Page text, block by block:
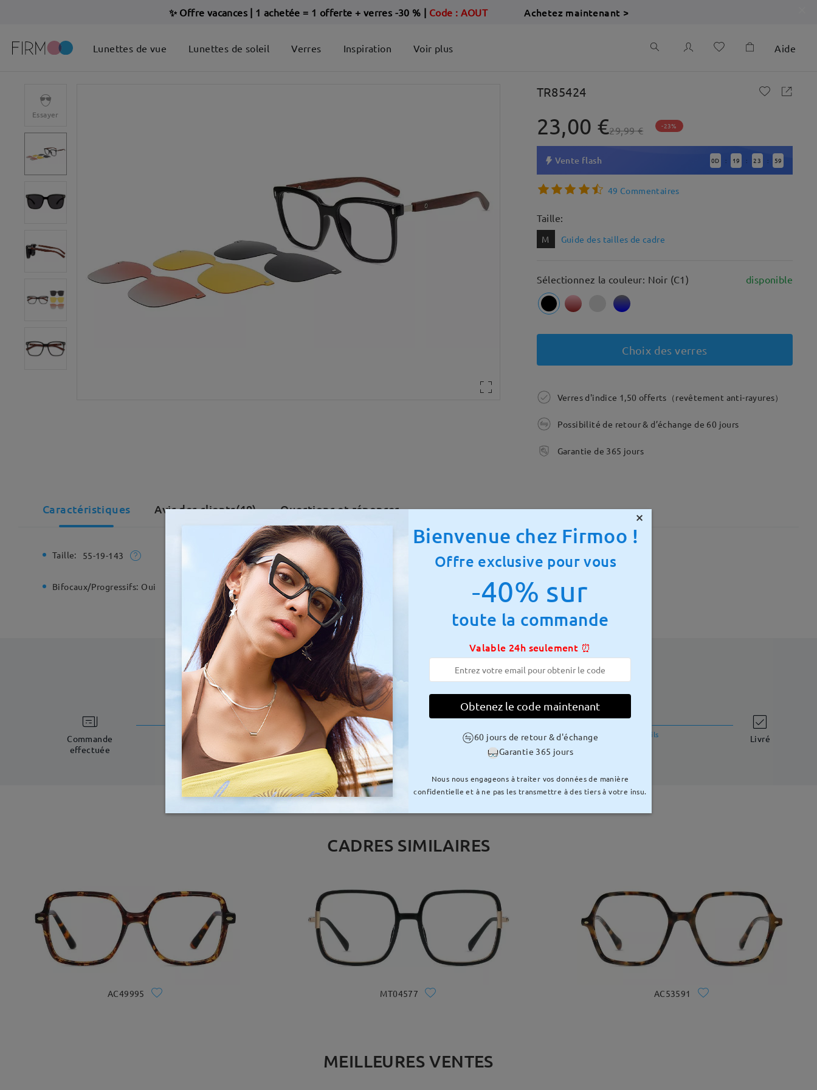
✨ Offre vacances| 1 achetée = 1 offerte + verres -30 % | Code : AOUT Achetez maintenant >
Lunettes de vue Lunettes de soleil Verres Inspiration Voir plus Aide
Essayer
TR85424
23,00 €29,99 € -23%
Vente flash 0D : 19 : 23 : 58
49 Commentaires
Taille:
M Guide des tailles de cadre
Sélectionnez la couleur: Noir (C1) disponible
Choix des verres
Verres d'indice 1,50 offerts（revêtement anti-rayures）
Possibilité de retour & d’échange de 60 jours
Garantie de 365 jours
Caractéristiques Avis des clients(49) Questions et réponses
Taille: 55-19-143 Largeur totale: 135 mm ( Moyen Taille diagonale des verres :
Bifocaux/Progressifs: Oui Charnière à ressort: Non
LIVRAISON
Commande
effectuée
temps de traitement
5-7 jours ouvrables
détails
délai de livraison
8-15 jours ouvrables détails Livré
CADRES SIMILAIRES
AC49995 MT04577 AC53591
MEILLEURES VENTES
×
Bienvenue chez Firmoo !
Offre exclusive pour vous
-40% sur
toute la commande
Valable 24h seulement ⏰
Obtenez le code maintenant
60 jours de retour & d'échange
Garantie 365 jours
Nous nous engageons à traiter vos données de manière
confidentielle et à ne pas les transmettre à des tiers à votre insu.